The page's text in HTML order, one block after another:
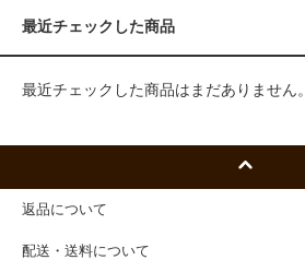
最近チェックした商品
最近チェックした商品はまだありません。
返品について
配送・送料について